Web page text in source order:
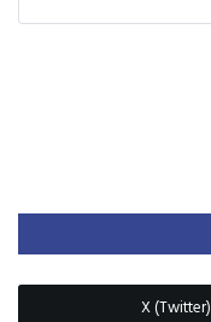
X (Twitter)